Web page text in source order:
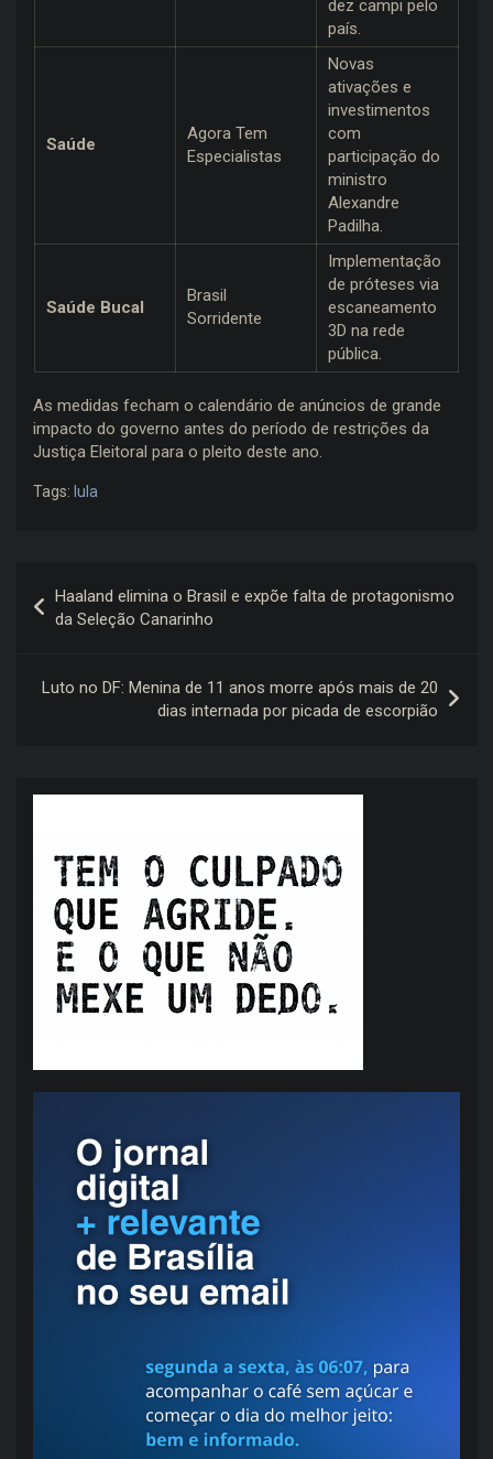
dez campi pelo
país.
Saúde
Agora Tem
Especialistas
Novas
ativações e
investimentos
com
participação do
ministro
Alexandre
Padilha.
Saúde Bucal
Brasil
Sorridente
Implementação
de próteses via
escaneamento
3D na rede
pública.
As medidas fecham o calendário de anúncios de grande
impacto do governo antes do período de restrições da
Justiça Eleitoral para o pleito deste ano.
Tags: lula
de
Haaland elimina o Brasil e expõe falta de protagonismo
da Seleção Canarinho
Luto no DF: Menina de 11 anos morre após mais de 20
dias internada por picada de escorpião